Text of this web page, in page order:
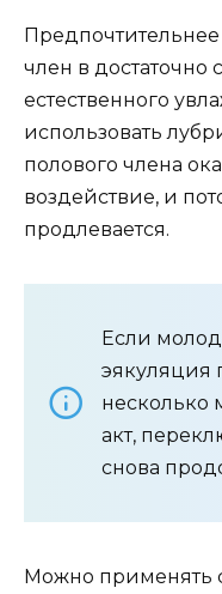
член в достаточно
естественного
использовать
полового члена
воздействие, и
продлевается.
Если
эякуляция
несколько
акт,
снова
Можно применять